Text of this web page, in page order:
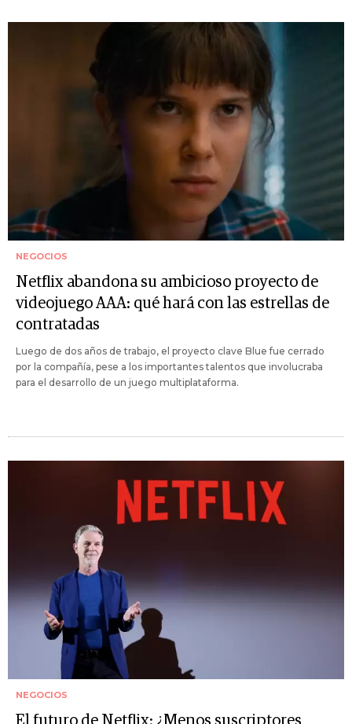
NEGOCIOS
Netflix abandona su ambicioso proyecto de
videojuego AAA: qué hará con las estrellas de
contratadas
Luego de dos años de trabajo, el proyecto clave Blue fue cerrado
por la compañía, pese a los importantes talentos que involucraba
para el desarrollo de un juego multiplataforma.
NEGOCIOS
El futuro de Netflix: ¿Menos suscriptores,